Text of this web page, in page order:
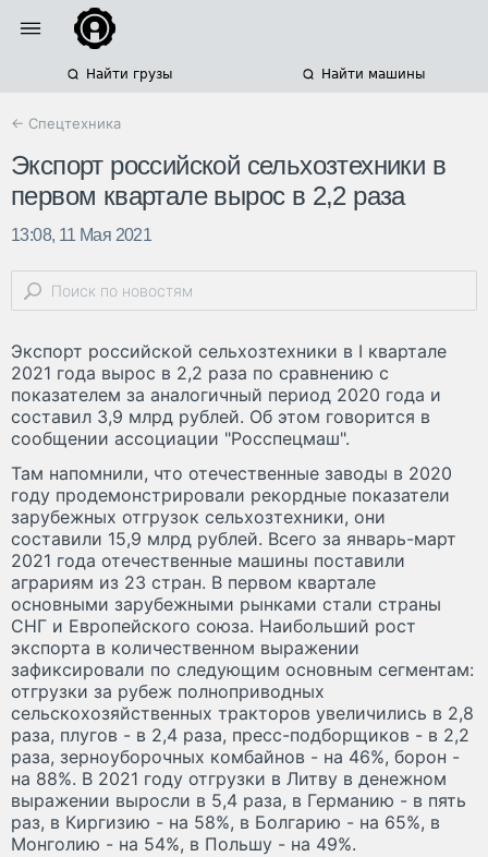
Найти грузы Найти машины
← Спецтехника
Экспорт российской сельхозтехники в
первом квартале вырос в 2,2 раза
13:08, 11 Мая 2021
Экспорт российской сельхозтехники в I квартале
2021 года вырос в 2,2 раза по сравнению с
показателем за аналогичный период 2020 года и
составил 3,9 млрд рублей. Об этом говорится в
сообщении ассоциации "Росспецмаш".
Там напомнили, что отечественные заводы в 2020
году продемонстрировали рекордные показатели
зарубежных отгрузок сельхозтехники, они
составили 15,9 млрд рублей. Всего за январь-март
2021 года отечественные машины поставили
аграриям из 23 стран. В первом квартале
основными зарубежными рынками стали страны
СНГ и Европейского союза. Наибольший рост
экспорта в количественном выражении
зафиксировали по следующим основным сегментам:
отгрузки за рубеж полноприводных
сельскохозяйственных тракторов увеличились в 2,8
раза, плугов - в 2,4 раза, пресс-подборщиков - в 2,2
раза, зерноуборочных комбайнов - на 46%, борон -
на 88%. В 2021 году отгрузки в Литву в денежном
выражении выросли в 5,4 раза, в Германию - в пять
раз, в Киргизию - на 58%, в Болгарию - на 65%, в
Монголию - на 54%, в Польшу - на 49%.